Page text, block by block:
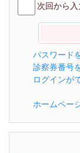
次回から
パスワード
診察券番号
ログインが
ホームペー